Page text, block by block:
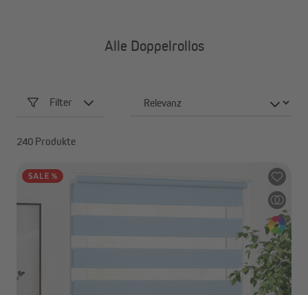
Alle Doppelrollos
Filter
240 Produkte